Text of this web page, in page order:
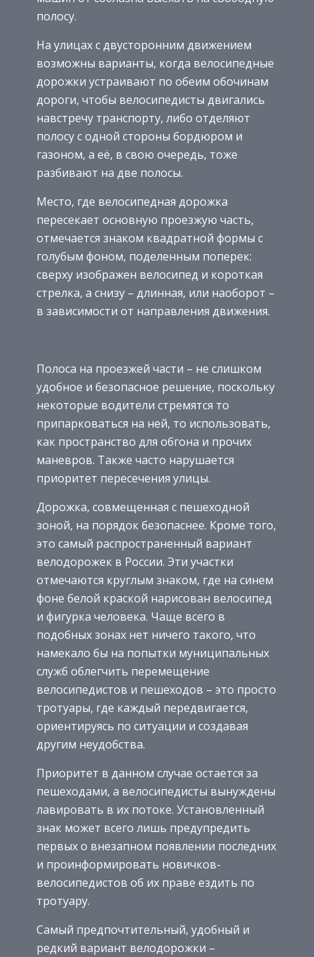
полосу.
На улицах с двусторонним движением
возможны варианты, когда велосипедные
дорожки устраивают по обеим обочинам
дороги, чтобы велосипедисты двигались
навстречу транспорту, либо отделяют
полосу с одной стороны бордюром и
газоном, а её, в свою очередь, тоже
разбивают на две полосы.
Место, где велосипедная дорожка
пересекает основную проезжую часть,
отмечается знаком квадратной формы с
голубым фоном, поделенным поперек:
сверху изображен велосипед и короткая
стрелка, а снизу – длинная, или наоборот –
в зависимости от направления движения.
Полоса на проезжей части – не слишком
удобное и безопасное решение, поскольку
некоторые водители стремятся то
припарковаться на ней, то использовать,
как пространство для обгона и прочих
маневров. Также часто нарушается
приоритет пересечения улицы.
Дорожка, совмещенная с пешеходной
зоной, на порядок безопаснее. Кроме того,
это самый распространенный вариант
велодорожек в России. Эти участки
отмечаются круглым знаком, где на синем
фоне белой краской нарисован велосипед
и фигурка человека. Чаще всего в
подобных зонах нет ничего такого, что
намекало бы на попытки муниципальных
служб облегчить перемещение
велосипедистов и пешеходов – это просто
тротуары, где каждый передвигается,
ориентируясь по ситуации и создавая
другим неудобства.
Приоритет в данном случае остается за
пешеходами, а велосипедисты вынуждены
лавировать в их потоке. Установленный
знак может всего лишь предупредить
первых о внезапном появлении последних
и проинформировать новичков-
велосипедистов об их праве ездить по
тротуару.
Самый предпочтительный, удобный и
редкий вариант велодорожки –